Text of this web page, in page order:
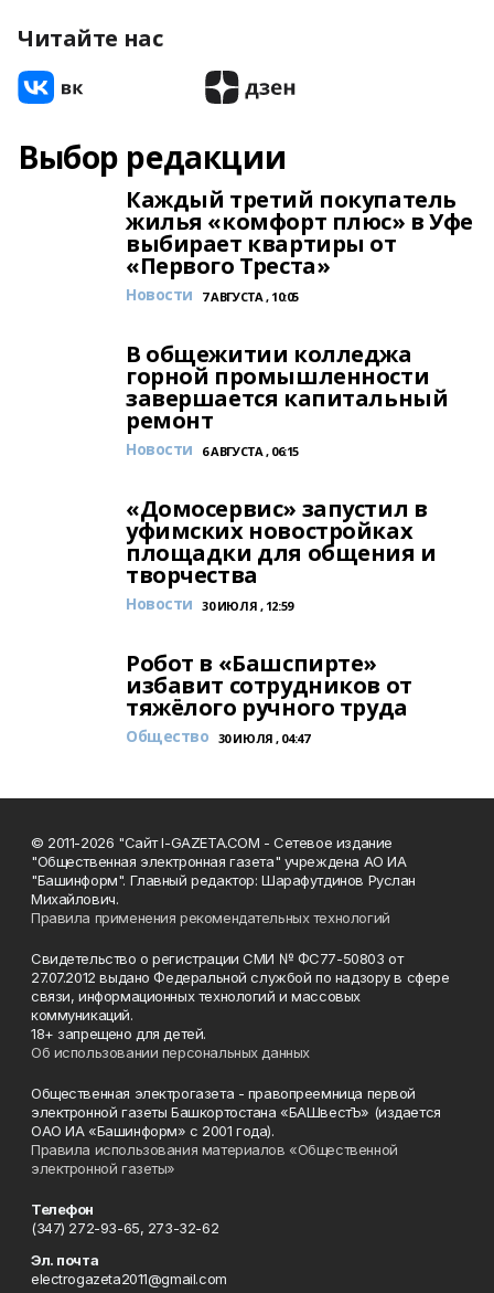
Читайте нас
Выбор редакции
Каждый третий покупатель
жилья «комфорт плюс» в Уфе
выбирает квартиры от
«Первого Треста»
Новости 7 АВГУСТА , 10:05
В общежитии колледжа
горной промышленности
завершается капитальный
ремонт
Новости 6 АВГУСТА , 06:15
«Домосервис» запустил в
уфимских новостройках
площадки для общения и
творчества
Новости 30 ИЮЛЯ , 12:59
Робот в «Башспирте»
избавит сотрудников от
тяжёлого ручного труда
Общество 30 ИЮЛЯ , 04:47
© 2011-2026 "Сайт I-GAZETA.COM - Сетевое издание
"Общественная электронная газета" учреждена АО ИА
"Башинформ". Главный редактор: Шарафутдинов Руслан
Михайлович.
Правила применения рекомендательных технологий
Свидетельство о регистрации СМИ № ФС77-50803 от
27.07.2012 выдано Федеральной службой по надзору в сфере
связи, информационных технологий и массовых
коммуникаций.
18+ запрещено для детей.
Об использовании персональных данных
Общественная электрогазета - правопреемница первой
электронной газеты Башкортостана «БАШвестЪ» (издается
ОАО ИА «Башинформ» с 2001 года).
Правила использования материалов «Общественной
электронной газеты»
Телефон
(347) 272-93-65, 273-32-62
Эл. почта
electrogazeta2011@gmail.com